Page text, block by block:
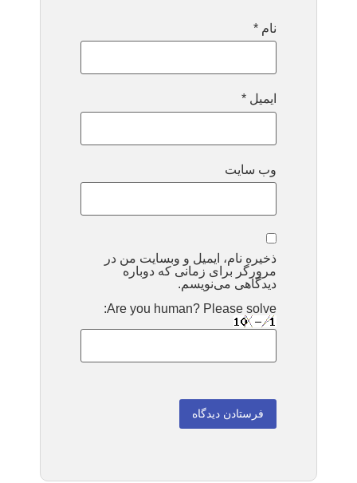
نام *
ایمیل *
وب‌ سایت
ذخیره نام، ایمیل و وبسایت من در
مرورگر برای زمانی که دوباره
دیدگاهی می‌نویسم.
Are you human? Please solve: